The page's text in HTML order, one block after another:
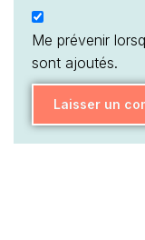
Me prévenir
sont ajoutés.